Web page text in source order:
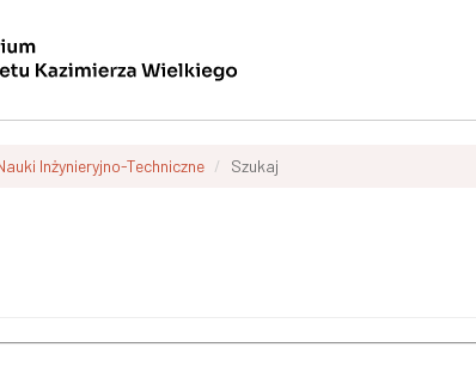
Inżynieryjno-Techniczne Szukaj